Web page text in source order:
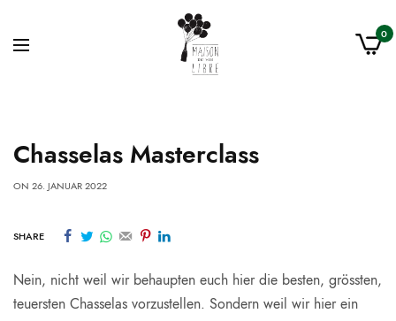
0
Chasselas Masterclass
ON 26. JANUAR 2022
SHARE
Nein, nicht weil wir behaupten euch hier die besten, grössten,
teuersten Chasselas vorzustellen. Sondern weil wir hier ein